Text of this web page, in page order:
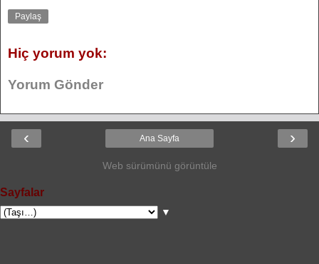
Paylaş
Hiç yorum yok:
Yorum Gönder
‹ ›
Ana Sayfa
Web sürümünü görüntüle
Sayfalar
▼